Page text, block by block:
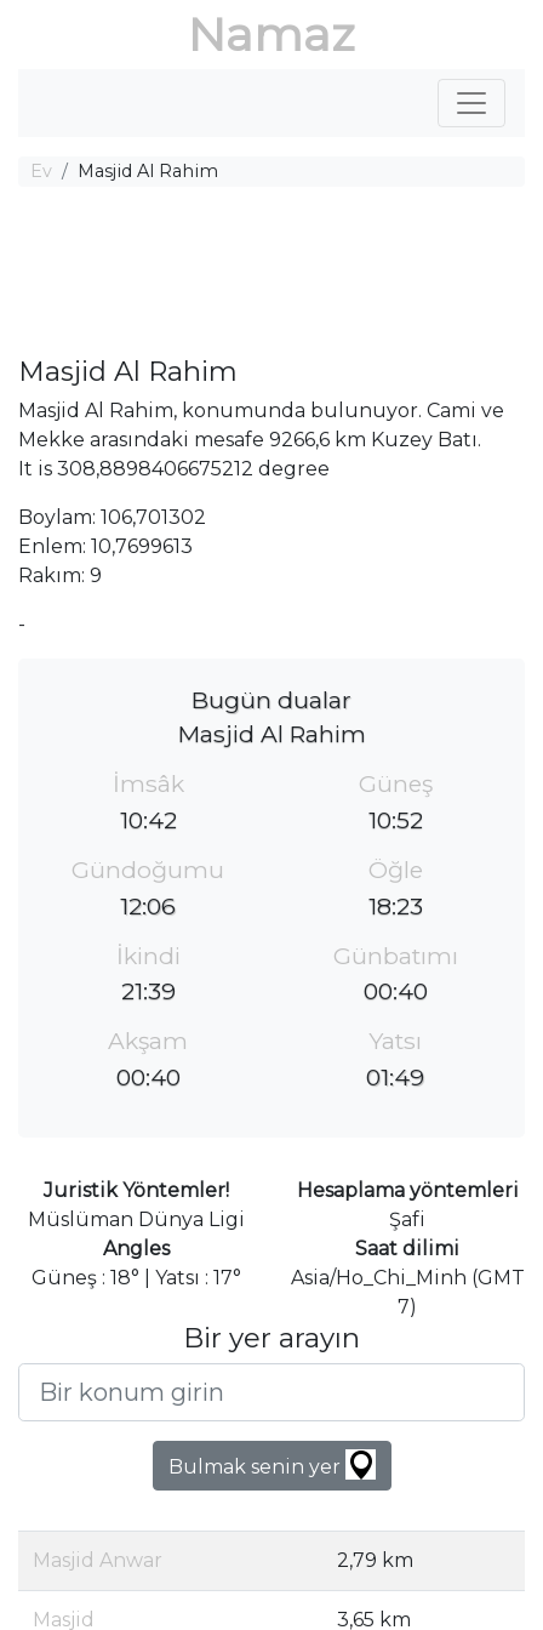
Namaz
Ev Masjid Al Rahim
Masjid Al Rahim
Masjid Al Rahim, konumunda bulunuyor. Cami ve
Mekke arasındaki mesafe 9266,6 km Kuzey Batı.
It is 308,8898406675212 degree
Boylam: 106,701302
Enlem: 10,7699613
Rakım: 9
-
Bugün dualar
Masjid Al Rahim
İmsâk
10:42
Güneş
10:52
Gündoğumu
12:06
Öğle
18:23
İkindi
21:39
Günbatımı
00:40
Akşam
00:40
Yatsı
01:49
Juristik Yöntemler!
Müslüman Dünya Ligi
Hesaplama yöntemleri
Şafi
Angles
Güneş : 18° | Yatsı : 17°
Saat dilimi
Asia/Ho_Chi_Minh (GMT
7)
Bir yer arayın
Bulmak senin yer
Masjid Anwar 2,79 km
Masjid 3,65 km